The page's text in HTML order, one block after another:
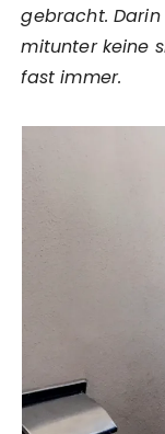
gebracht.
mitunter keine
fast immer.